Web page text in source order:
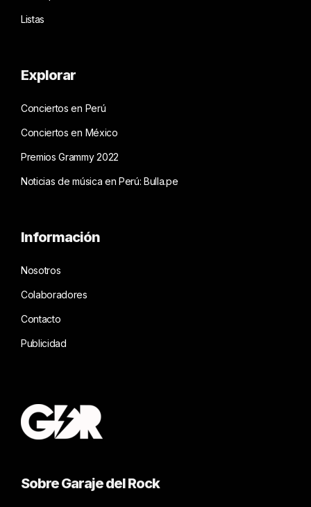
Listas
Explorar
Conciertos en Perú
Conciertos en México
Premios Grammy 2022
Noticias de música en Perú: Bulla.pe
Información
Nosotros
Colaboradores
Contacto
Publicidad
Sobre Garaje del Rock